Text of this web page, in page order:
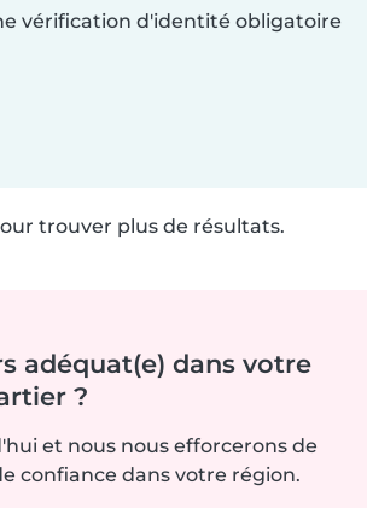
vérification d'identité obligatoire
trouver plus de résultats.
adéquat(e) dans votre
?
et nous nous efforcerons de
confiance dans votre région.